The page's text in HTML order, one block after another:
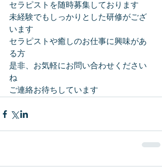
セラピストを随時募集しております
未経験でもしっかりとした研修がござ
います
セラピストや癒しのお仕事に興味があ
る方
是非、お気軽にお問い合わせください
ね
ご連絡お待ちしています